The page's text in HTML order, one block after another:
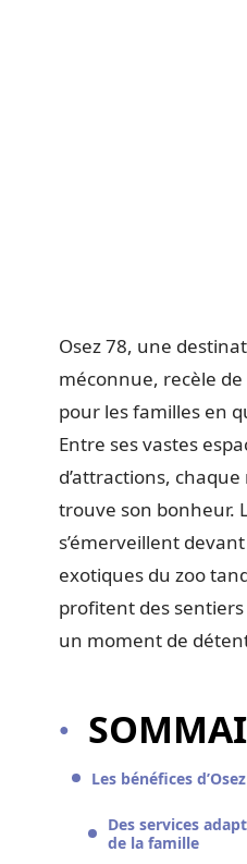
Osez 78, une
méconnue, recèle
pour les familles en
Entre ses vastes
d’attractions,
trouve son bonheur.
s’émerveillent
exotiques du zoo
profitent des
un moment de
Les bénéfices
Des services
de la famille